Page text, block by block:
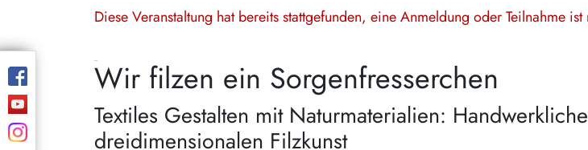
Diese Veranstaltung hat bereits stattgefunden, eine Anmeldung oder Teilnahme
Wir filzen ein Sorgenfresserchen
Textiles Gestalten mit Naturmaterialien:
dreidimensionalen Filzkunst